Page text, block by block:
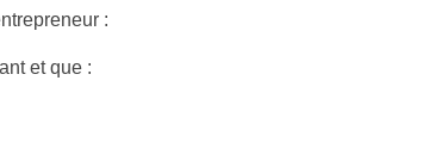
:
et que :